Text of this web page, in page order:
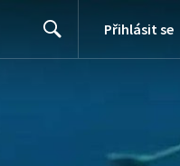
Přihlásit se